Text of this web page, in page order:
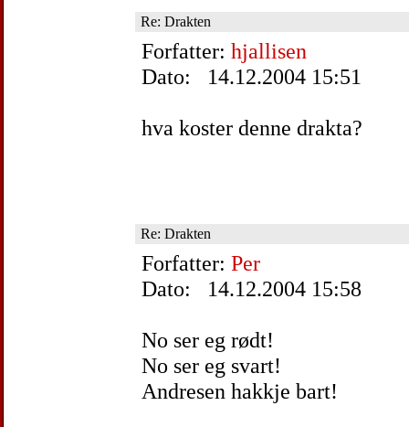
Re: Drakten
Forfatter: hjallisen
Dato: 14.12.2004 15:51
hva koster denne drakta?
Re: Drakten
Forfatter: Per
Dato: 14.12.2004 15:58
No ser eg rødt!
No ser eg svart!
Andresen hakkje bart!